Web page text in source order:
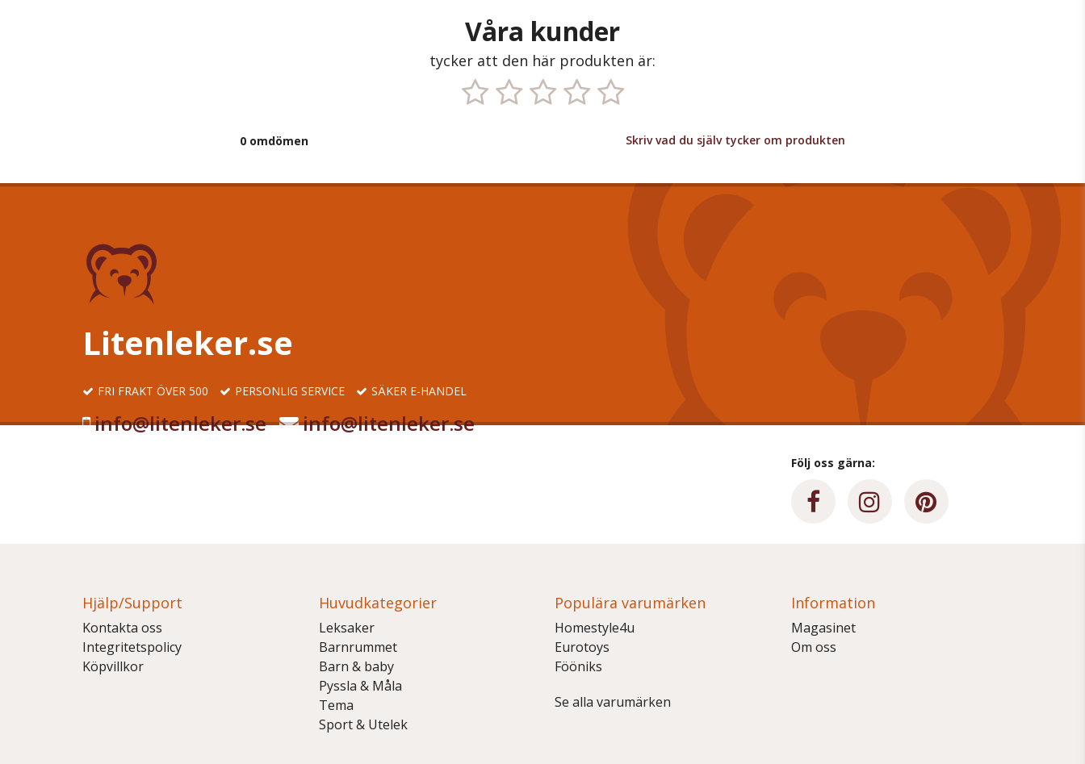
Våra kunder
tycker att den här produkten är:
0 omdömen Skriv vad du själv tycker om produkten
Litenleker.se
FRI FRAKT ÖVER 500 PERSONLIG SERVICE SÄKER E-HANDEL
info@litenleker.se info@litenleker.se
Följ oss gärna:
Hjälp/Support
Kontakta oss
Integritetspolicy
Köpvillkor
Huvudkategorier
Leksaker
Barnrummet
Barn & baby
Pyssla & Måla
Tema
Sport & Utelek
Populära varumärken
Homestyle4u
Eurotoys
Fööniks
Se alla varumärken
Information
Magasinet
Om oss